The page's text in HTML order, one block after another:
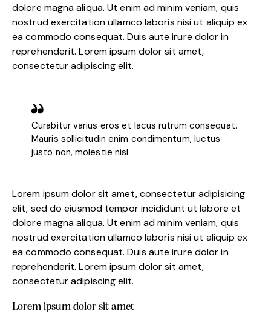
dolore magna aliqua. Ut enim ad minim veniam, quis
nostrud exercitation ullamco laboris nisi ut aliquip ex
ea commodo consequat. Duis aute irure dolor in
reprehenderit. Lorem ipsum dolor sit amet,
consectetur adipiscing elit.
Curabitur varius eros et lacus rutrum consequat.
Mauris sollicitudin enim condimentum, luctus
justo non, molestie nisl.
Lorem ipsum dolor sit amet, consectetur adipisicing
elit, sed do eiusmod tempor incididunt ut labore et
dolore magna aliqua. Ut enim ad minim veniam, quis
nostrud exercitation ullamco laboris nisi ut aliquip ex
ea commodo consequat. Duis aute irure dolor in
reprehenderit. Lorem ipsum dolor sit amet,
consectetur adipiscing elit.
Lorem ipsum dolor sit amet